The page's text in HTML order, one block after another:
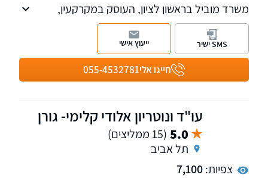
משרד מוביל בראשון לציון, העוסק במקרקעין,
משפט מסחרי ועסקים, דיני משפחה וההוצאה
חייגו אלי055-4532781
SMS ישיר ייעוץ אישי
עו"ד ונוטריון אלודי קלימי- גורן
5.0 (15 ממליצים)
תל אביב
צפיות:7,100